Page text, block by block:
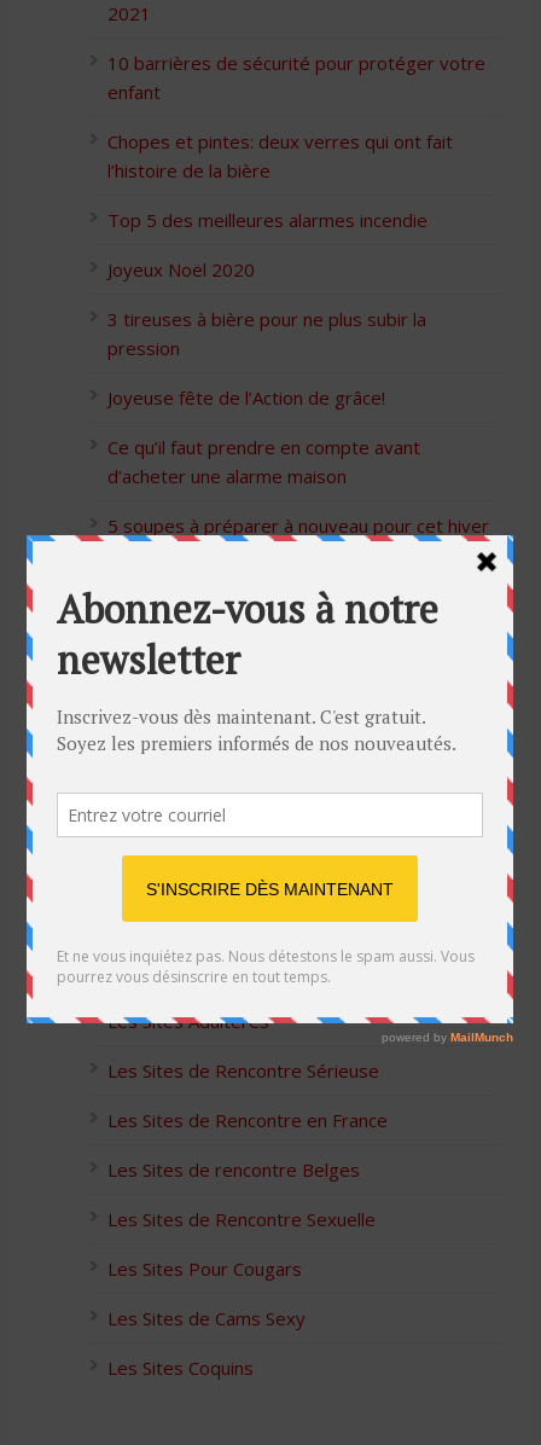
2021
10 barrières de sécurité pour protéger votre
enfant
Chopes et pintes: deux verres qui ont fait
l’histoire de la bière
Top 5 des meilleures alarmes incendie
Joyeux Noël 2020
3 tireuses à bière pour ne plus subir la
pression
Joyeuse fête de l’Action de grâce!
Ce qu’il faut prendre en compte avant
d’acheter une alarme maison
5 soupes à préparer à nouveau pour cet hiver
5 idées cadeaux Moulinex pour votre mère
pour l’Action de Grâce
Blague de café: Une femme infidèle trompe
son mari
Listes des Sites de Rencontre
Les Sites Libertins
Les Apps pour les Couples Échangistes
Les Sites Adultères
Les Sites de Rencontre Sérieuse
Les Sites de Rencontre en France
Les Sites de rencontre Belges
Les Sites de Rencontre Sexuelle
Les Sites Pour Cougars
Les Sites de Cams Sexy
Les Sites Coquins